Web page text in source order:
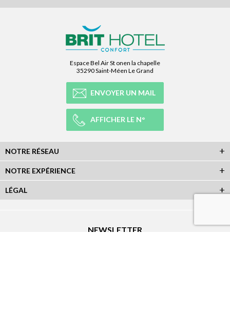
Espace Bel Air St onen la chapelle
35290 Saint-Méen Le Grand
ENVOYER UN MAIL
AFFICHER LE N°
NOTRE RÉSEAU
NOTRE EXPÉRIENCE
LÉGAL
NEWSLETTER